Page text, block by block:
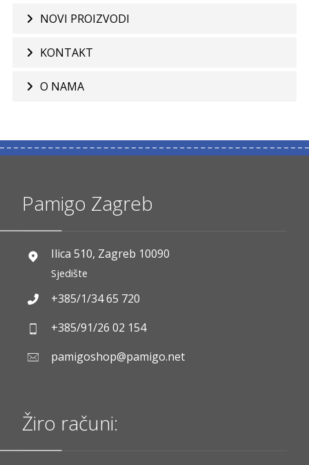
NOVI PROIZVODI
KONTAKT
O NAMA
Pamigo Zagreb
Ilica 510, Zagreb 10090
Sjedište
+385/1/34 65 720
+385/91/26 02 154
pamigoshop@pamigo.net
Žiro računi: